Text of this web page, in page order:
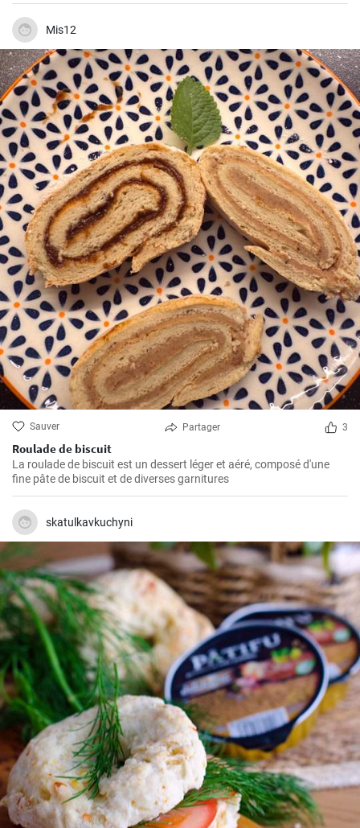
Mis12
Sauver Partager 3
Roulade de biscuit
La roulade de biscuit est un dessert léger et aéré, composé d'une
fine pâte de biscuit et de diverses garnitures
skatulkavkuchyni